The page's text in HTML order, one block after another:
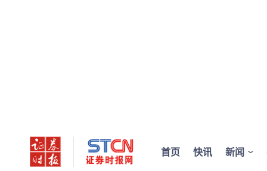
首页 快讯 新闻